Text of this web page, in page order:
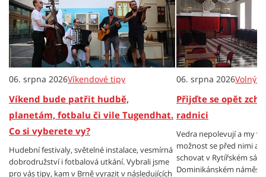
06. srpna 2026Víkendové tipy
Víkend bude patřit hudbě,
planetám, fotbalu či vile Tugendhat.
Co si vyberete vy?
Hudební festivaly, světelné instalace, vesmírná
dobrodružství i fotbalová utkání. Vybrali jsme
pro vás tipy, kam v Brně vyrazit v následujících
06. srpna 2026Volný
Přijďte se opět
radnici
Vedra nepolevují a my
možnost se před nimi
schovat v Rytířském
Dominikánském náměstí.